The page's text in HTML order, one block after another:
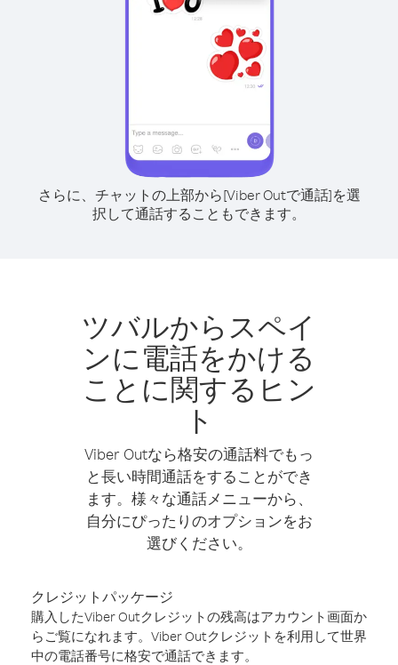
さらに、チャットの上部から[Viber Outで通話]を選
択して通話することもできます。
ツバルからスペイ
ンに電話をかける
ことに関するヒン
ト
Viber Outなら格安の通話料でもっ
と長い時間通話をすることができ
ます。様々な通話メニューから、
自分にぴったりのオプションをお
選びください。
クレジットパッケージ
購入したViber Outクレジットの残高はアカウント画面か
らご覧になれます。Viber Outクレジットを利用して世界
中の電話番号に格安で通話できます。